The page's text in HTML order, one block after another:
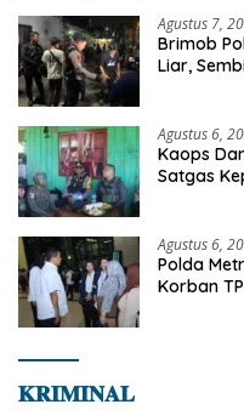
Agustus 7,
Brimob
Liar,
Agustus 6,
Kaops
Satgas
Agustus 6,
Polda
Korban
𝐊𝐑𝐈𝐌𝐈𝐍𝐀𝐋